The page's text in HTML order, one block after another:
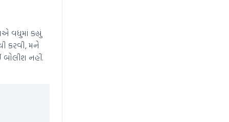
વધુમાં કહ્યું
કરવી, મને
બોલીશ નહીં.